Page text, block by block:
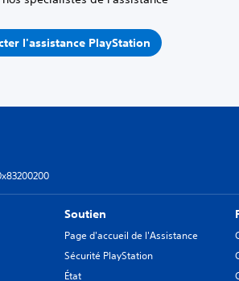
l'assistance PlayStation
Soutien
Page d'accueil de l'Assistance
Sécurité PlayStation
État